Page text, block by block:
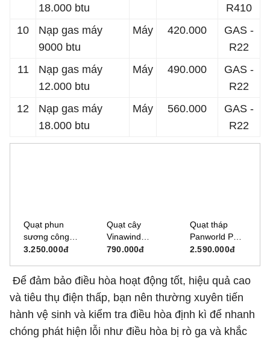
18.000 btu
R410
10
Nạp gas máy
9000 btu
Máy 420.000
GAS -
R22
11
Nạp gas máy
12.000 btu
Máy 490.000
GAS -
R22
12
Nạp gas máy
18.000 btu
Máy 560.000
GAS -
R22
Quạt phun
sương công
nghiệp Mitsuta
3.250.000đ
Quạt cây
Vinawind
400X-MS (có
790.000đ
Quạt tháp
Panworld PW-
069H
2.590.000đ
Để đảm bảo điều hòa hoạt động tốt, hiệu quả cao
và tiêu thụ điện thấp, bạn nên thường xuyên tiến
hành vệ sinh và kiểm tra điều hòa định kì để nhanh
chóng phát hiện lỗi như điều hòa bị rò ga và khắc